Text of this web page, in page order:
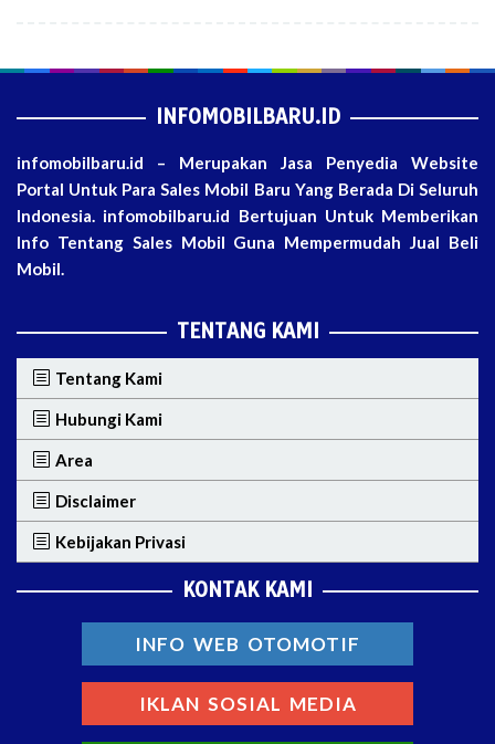
INFOMOBILBARU.ID
infomobilbaru.id – Merupakan Jasa Penyedia Website
Portal Untuk Para Sales Mobil Baru Yang Berada Di Seluruh
Indonesia. infomobilbaru.id Bertujuan Untuk Memberikan
Info Tentang Sales Mobil Guna Mempermudah Jual Beli
Mobil.
TENTANG KAMI
Tentang Kami
Hubungi Kami
Area
Disclaimer
Kebijakan Privasi
KONTAK KAMI
INFO WEB OTOMOTIF
IKLAN SOSIAL MEDIA